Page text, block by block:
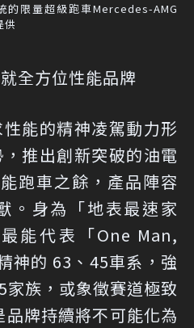
的限量超級跑車Mercedes-AMG
供
全方位性能品牌
能的精神凌駕動力形
推出創新突破的油電
跑車之餘，產品陣容
。身為「地表最速家
能代表「One Man,
神的 63、45車系，強
族，或象徵賽道極致
牌持續將不可能化為